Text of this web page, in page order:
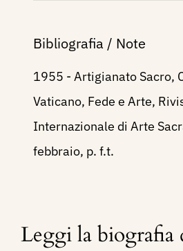
Bibliografia / Note
1955 - Artigianato Sacro,
Vaticano, Fede e Arte,
Internazionale di Arte
febbraio, p. f.t.
Leggi la biografia